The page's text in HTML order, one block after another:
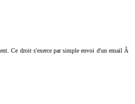
Ce droit s'exerce par simple envoi d'un email Ã